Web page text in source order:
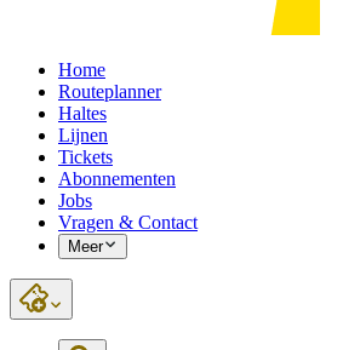
Home
Routeplanner
Haltes
Lijnen
Tickets
Abonnementen
Jobs
Vragen & Contact
Meer